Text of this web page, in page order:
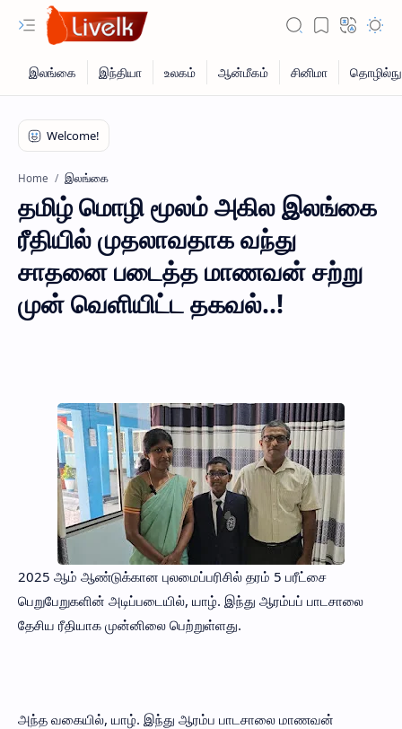
Home இலங்கை
தமிழ் மொழி மூலம் அகில இலங்கை
ரீதியில் முதலாவதாக வந்து
சாதனை படைத்த மாணவன் சற்று
முன் வெளியிட்ட தகவல்..!
2025 ஆம் ஆண்டுக்கான புலமைப்பரிசில் தரம் 5 பரீட்சை
பெறுபேறுகளின் அடிப்படையில், யாழ். இந்து ஆரம்பப் பாடசாலை
தேசிய ரீதியாக முன்னிலை பெற்றுள்ளது.
அந்த வகையில், யாழ். இந்து ஆரம்ப பாடசாலை மாணவன்